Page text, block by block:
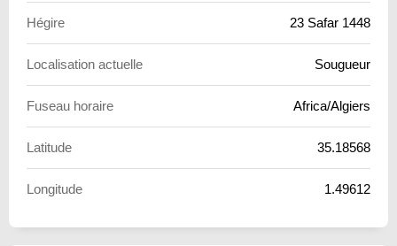
Hégire 23 Safar 1448
Localisation actuelle Sougueur
Fuseau horaire Africa/Algiers
Latitude 35.18568
Longitude 1.49612